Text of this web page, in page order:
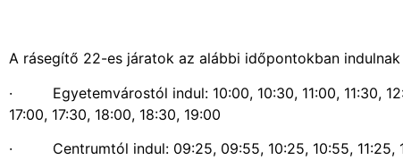
A rásegítő 22-es járatok az alábbi időpontokban
· Egyetemvárostól indul: 10:00, 10:30, 11:00, 11:30,
17:00, 17:30, 18:00, 18:30, 19:00
· Centrumtól indul: 09:25, 09:55, 10:25, 10:55, 11:25,